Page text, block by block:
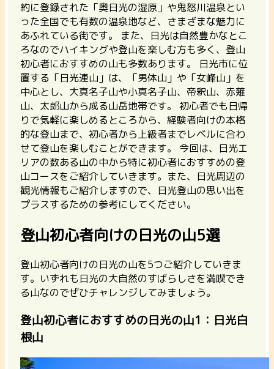
約に登録された「奥日光の湿原」や鬼怒川温泉とい
った全国でも有数の温泉地など、さまざまな魅力に
あふれている街です。 また、日光は自然豊かなとこ
ろなのでハイキングや登山を楽しむ方も多く、登山
初心者におすすめの山も多数あります。 日光市に位
置する「日光連山」は、「男体山」や「女峰山」を
中心とし、大真名子山や小真名子山、帝釈山、赤薙
山、太郎山から成る山岳地帯です。 初心者でも日帰
りで気軽に楽しめるところから、経験者向けの本格
的な登山まで、初心者から上級者までレベルに合わ
せて登山を楽しむことができます。
今回は、日光エ
リアの数ある山の中から特に初心者におすすめの登
山コースをご紹介していきます。また、日光周辺の
観光情報もご紹介しますので、日光登山の思い出を
プラスするための参考にしてください。
登山初心者向けの日光の山5選
登山初心者向けの日光の山を5つご紹介していきま
す。いずれも日光の大自然のすばらしさを満喫でき
る山なのでぜひチャレンジしてみましょう。
登山初心者におすすめの日光の山1：日光白
根山